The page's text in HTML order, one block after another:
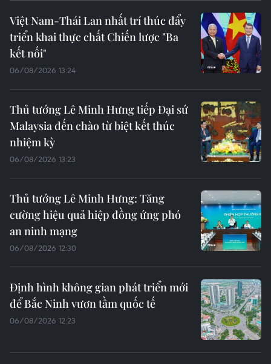
Việt Nam-Thái Lan nhất trí thúc đẩy
triển khai thực chất Chiến lược "Ba
kết nối"
06/08/2026 13:24
Thủ tướng Lê Minh Hưng tiếp Đại sứ
Malaysia đến chào từ biệt kết thúc
nhiệm kỳ
06/08/2026 13:23
Thủ tướng Lê Minh Hưng: Tăng
cường hiệu quả hiệp đồng ứng phó
an ninh mạng
06/08/2026 12:30
Định hình không gian phát triển mới
để Bắc Ninh vươn tầm quốc tế
06/08/2026 12:23